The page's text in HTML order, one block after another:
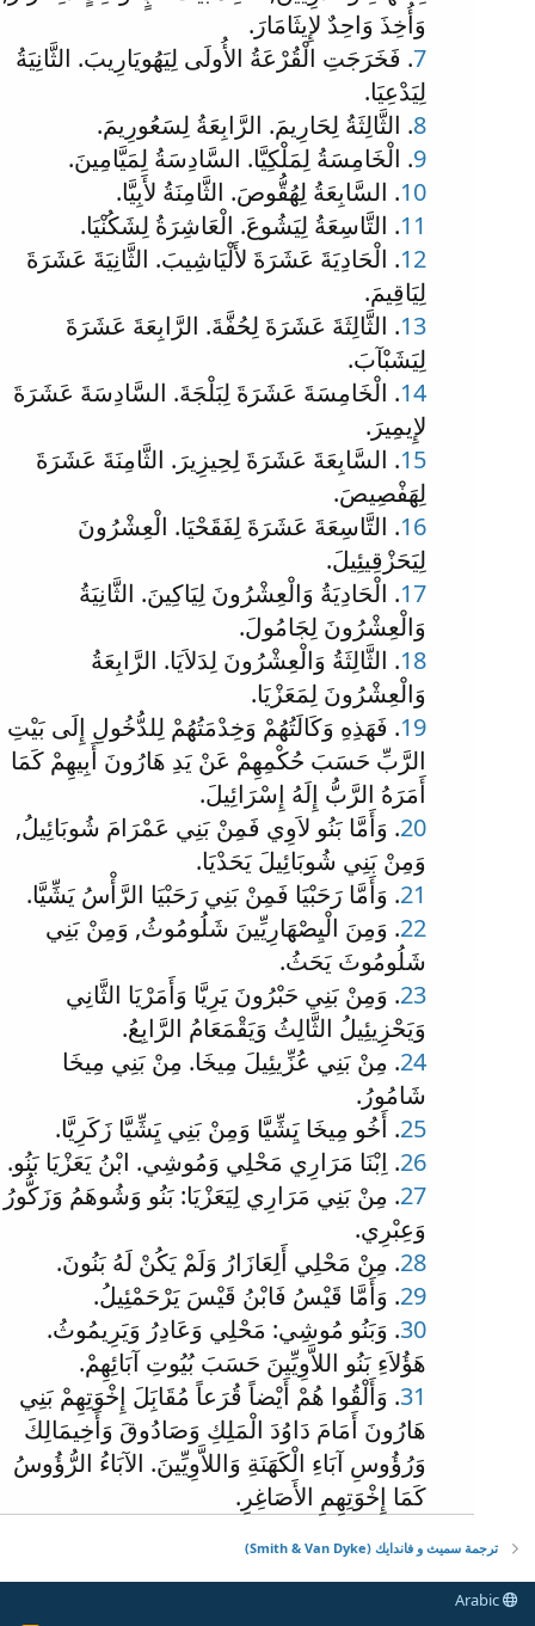
وَأُخِذَ وَاحِدٌ لإِيثَامَارَ.
7. فَخَرَجَتِ الْقُرْعَةُ الأُولَى لِيَهُويَارِيبَ. الثَّانِيَةُ
لِيَدْعِيَا.
8. الثَّالِثَةُ لِحَارِيمَ. الرَّابِعَةُ لِسَعُورِيمَ.
9. الْخَامِسَةُ لِمَلْكِيَّا. السَّادِسَةُ لِمَيَّامِينَ.
10. السَّابِعَةُ لِهُقُّوصَ. الثَّامِنَةُ لأَبِيَّا.
11. التَّاسِعَةُ لِيَشُوعَ. الْعَاشِرَةُ لِشَكُنْيَا.
12. الْحَادِيَةَ عَشَرَةَ لأَلْيَاشِيبَ. الثَّانِيَةَ عَشَرَةَ
لِيَاقِيمَ.
13. الثَّالِثَةَ عَشَرَةَ لِحُفَّةَ. الرَّابِعَةَ عَشَرَةَ
لِيَشَبْآبَ.
14. الْخَامِسَةَ عَشَرَةَ لِبَلْجَةَ. السَّادِسَةَ عَشَرَةَ
لإِيمِيرَ.
15. السَّابِعَةَ عَشَرَةَ لِحِيزِيرَ. الثَّامِنَةَ عَشَرَةَ
لِهَفْصِيصَ.
16. التَّاسِعَةَ عَشَرَةَ لِفَقَحْيَا. الْعِشْرُونَ
لِيَحَزْقِيئِيلَ.
17. الْحَادِيَةُ وَالْعِشْرُونَ لِيَاكِينَ. الثَّانِيَةُ
وَالْعِشْرُونَ لِجَامُولَ.
18. الثَّالِثَةُ وَالْعِشْرُونَ لِدَلاَيَا. الرَّابِعَةُ
وَالْعِشْرُونَ لِمَعَزْيَا.
19. فَهَذِهِ وَكَالَتُهُمْ وَخِدْمَتُهُمْ لِلدُّخُولِ إِلَى بَيْتِ
الرَّبِّ حَسَبَ حُكْمِهِمْ عَنْ يَدِ هَارُونَ أَبِيهِمْ كَمَا
أَمَرَهُ الرَّبُّ إِلَهُ إِسْرَائِيلَ.
20. وَأَمَّا بَنُو لاَوِي فَمِنْ بَنِي عَمْرَامَ شُوبَائِيلُ,
وَمِنْ بَنِي شُوبَائِيلَ يَحَدْيَا.
21. وَأَمَّا رَحَبْيَا فَمِنْ بَنِي رَحَبْيَا الرَّأْسُ يَشِّيَّا.
22. وَمِنَ الْيِصْهَارِيِّينَ شَلُومُوثُ, وَمِنْ بَنِي
شَلُومُوثَ يَحَثُ.
23. وَمِنْ بَنِي حَبْرُونَ يَرِيَّا وَأَمَرْيَا الثَّانِي
وَيَحْزِيئِيلُ الثَّالِثُ وَيَقْمَعَامُ الرَّابِعُ.
24. مِنْ بَنِي عُزِّيئِيلَ مِيخَا. مِنْ بَنِي مِيخَا
شَامُورُ.
25. أَخُو مِيخَا يَِشِّيَّا وَمِنْ بَنِي يَِشِّيَّا زَكَرِيَّا.
26. اِبْنَا مَرَارِي مَحْلِي وَمُوشِي. ابْنُ يَعَزْيَا بَنُو.
27. مِنْ بَنِي مَرَارِي لِيَعَزْيَا: بَنُو وَشُوهَمُ وَزَكُّورُ
وَعِبْرِي.
28. مِنْ مَحْلِي أَلِعَازَارُ وَلَمْ يَكُنْ لَهُ بَنُونَ.
29. وَأَمَّا قَيْسُ فَابْنُ قَيْسَ يَرْحَمْئِيلُ.
30. وَبَنُو مُوشِي: مَحْلِي وَعَادِرُ وَيَرِيمُوثُ.
هَؤُلاَءِ بَنُو اللاَّوِيِّينَ حَسَبَ بُيُوتِ آبَائِهِمْ.
31. وَأَلْقُوا هُمْ أَيْضاً قُرَعاً مُقَابَِلَ إِخْوَتِهِمْ بَنِي
هَارُونَ أَمَامَ دَاوُدَ الْمَلِكِ وَصَادُوقَ وَأَخِيمَالِكَ
وَرُؤُوسِ آبَاءِ الْكَهَنَةِ وَاللاَّوِيِّينَ. الآبَاءُ الرُّؤُوسُ
كَمَا إِخْوَتِهِمِ الأَصَاغِرِ.
ترجمة سميث و فاندايك (Smith & Van Dyke)